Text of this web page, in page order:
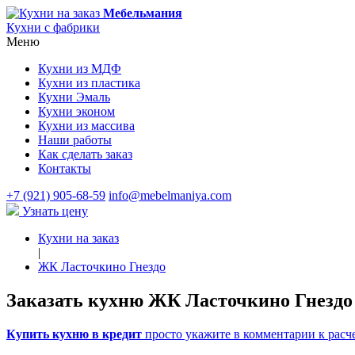
Мебельмания
Кухни с фабрики
Меню
Кухни из МДФ
Кухни из пластика
Кухни Эмаль
Кухни эконом
Кухни из массива
Наши работы
Как сделать заказ
Контакты
+7 (921) 905-68-59 info@mebelmaniya.com
Узнать цену
Кухни на заказ
|
ЖК Ласточкино Гнездо
Заказать кухню ЖК Ласточкино Гнездо
Купить кухню в кредит просто укажите в комментарии к